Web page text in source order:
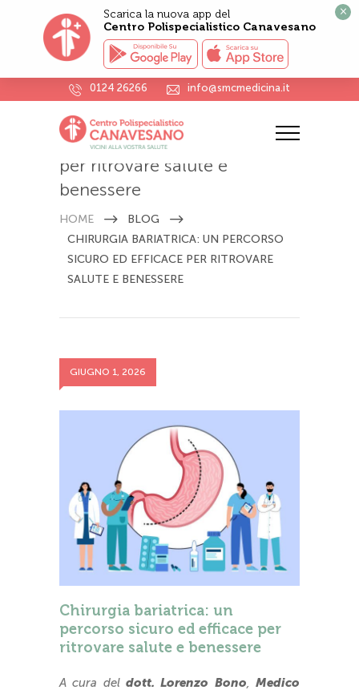
0124 26266 info@smcmedicina.it
Chirurgia bariatrica: un
percorso sicuro ed efficace
per ritrovare salute e
benessere
HOME
BLOG
CHIRURGIA BARIATRICA: UN PERCORSO
SICURO ED EFFICACE PER RITROVARE
SALUTE E BENESSERE
GIUGNO 1, 2026
Chirurgia bariatrica: un
percorso sicuro ed efficace per
ritrovare salute e benessere
A cura del dott. Lorenzo Bono,Medico
Scarica la nuova app del
Centro Polispecialistico Canavesano
×